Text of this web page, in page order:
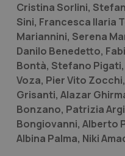
Cristina Sorlini,
Sini, Francesca Ilaria
Mariannini, Serena
Danilo Benedetto,
Bontà, Stefano
Voza, Pier Vito
Grisanti, Alazar
Bonzano, Patrizia
Bongiovanni, Alberto
Albina Palma, Niki